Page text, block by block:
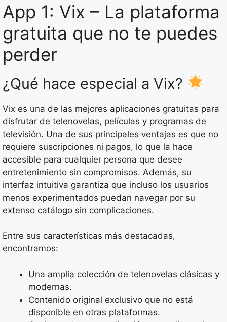
App 1: Vix – La plataforma
gratuita que no te puedes
perder
¿Qué hace especial a Vix?
Vix es una de las mejores aplicaciones gratuitas para
disfrutar de telenovelas, películas y programas de
televisión. Una de sus principales ventajas es que no
requiere suscripciones ni pagos, lo que la hace
accesible para cualquier persona que desee
entretenimiento sin compromisos. Además, su
interfaz intuitiva garantiza que incluso los usuarios
menos experimentados puedan navegar por su
extenso catálogo sin complicaciones.
Entre sus características más destacadas,
encontramos:
Una amplia colección de telenovelas clásicas y
modernas.
Contenido original exclusivo que no está
disponible en otras plataformas.